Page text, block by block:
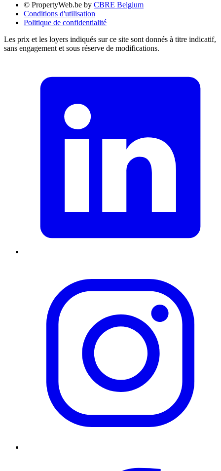
© PropertyWeb.be by CBRE Belgium
Conditions d'utilisation
Politique de confidentialité
Les prix et les loyers indiqués sur ce site sont donnés à titre indicatif,
sans engagement et sous réserve de modifications.